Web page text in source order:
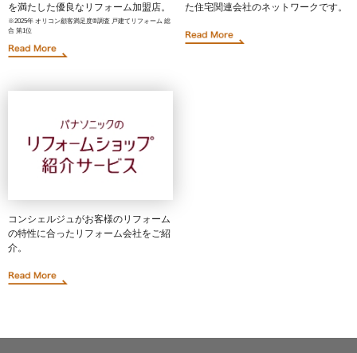
を満たした優良なリフォーム加盟店。
※2025年 オリコン顧客満足度®調査 戸建てリフォーム 総
合 第1位
た住宅関連会社のネットワークです。
コンシェルジュがお客様のリフォーム
の特性に合ったリフォーム会社をご紹
介。